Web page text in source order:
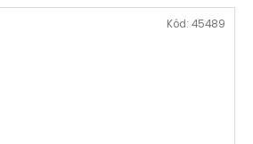
Kód: 45489